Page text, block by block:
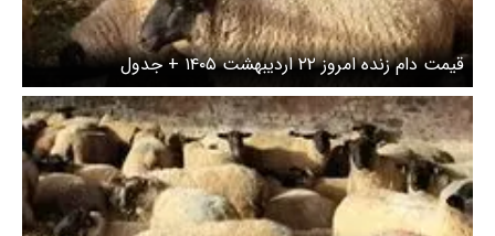
قیمت دام زنده امروز ۲۲ اردیبهشت ۱۴۰۵ + جدول